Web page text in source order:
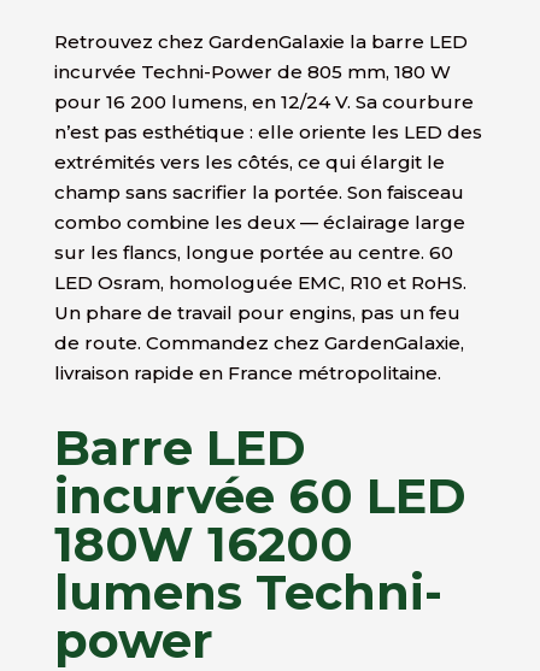
Retrouvez chez GardenGalaxie la barre LED
incurvée Techni-Power de 805 mm, 180 W
pour 16 200 lumens, en 12/24 V. Sa courbure
n’est pas esthétique : elle oriente les LED des
extrémités vers les côtés, ce qui élargit le
champ sans sacrifier la portée. Son faisceau
combo combine les deux — éclairage large
sur les flancs, longue portée au centre. 60
LED Osram, homologuée EMC, R10 et RoHS.
Un phare de travail pour engins, pas un feu
de route. Commandez chez GardenGalaxie,
livraison rapide en France métropolitaine.
Barre LED
incurvée 60 LED
180W 16200
lumens Techni-
power